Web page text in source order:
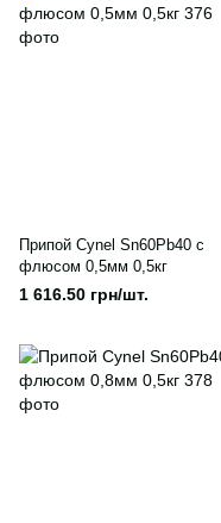
Припой Cynel Sn60Pb40 с
флюсом 0,5мм 0,5кг
1 616.50 грн/шт.